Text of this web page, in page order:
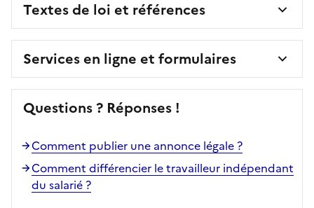
Textes de loi et références
Services en ligne et formulaires
Questions ? Réponses !
Comment publier une annonce légale ?
Comment différencier le travailleur indépendant
du salarié ?